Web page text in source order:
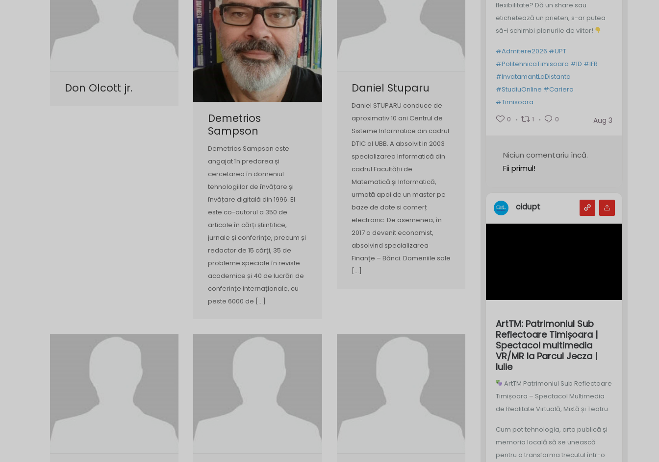
Don Olcott jr.
Demetrios
Sampson
Demetrios Sampson este
angajat în predarea și
cercetarea în domeniul
tehnologiilor de învățare și
învățare digitală din 1996. El
este co-autorul a 350 de
articole în cărți științifice,
jurnale și conferințe, precum și
redactor de 15 cărți, 35 de
probleme speciale în reviste
academice și 40 de lucrări de
conferințe internaționale, cu
peste 6000 de […]
Daniel Stuparu
Daniel STUPARU conduce de
aproximativ 10 ani Centrul de
Sisteme Informatice din cadrul
DTIC al UBB. A absolvit in 2003
specializarea Informatică din
cadrul Facultății de
Matematică și Informatică,
urmată apoi de un master pe
baze de date si comerț
electronic. De asemenea, în
2017 a devenit economist,
absolvind specializarea
Finanțe – Bănci. Domeniile sale
[…]
flexibilitate? Dă un share sau
etichetează un prieten, s-ar putea
să-i schimbi planurile de viitor!
#Admitere2026 #UPT
#PolitehnicaTimisoara #ID #IFR
#InvatamantLaDistanta
#StudiuOnline #Cariera
#Timisoara
0
1 0 Aug 3
Niciun comentariu încă.
Fii primul!
cidupt
ArtTM: Patrimoniul Sub
Reflectoare Timișoara |
Spectacol multimedia
VR/MR la Parcul Jecza |
Iulie
ArtTM Patrimoniul Sub Reflectoare
Timișoara – Spectacol Multimedia
de Realitate Virtuală, Mixtă și Teatru
Cum pot tehnologia, arta publică și
memoria locală să se unească
pentru a transforma trecutul într-o